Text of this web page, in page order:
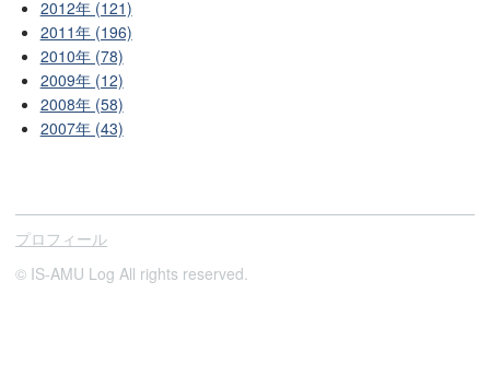
2012年 (121)
2011年 (196)
2010年 (78)
2009年 (12)
2008年 (58)
2007年 (43)
プロフィール
© IS-AMU Log All rights reserved.